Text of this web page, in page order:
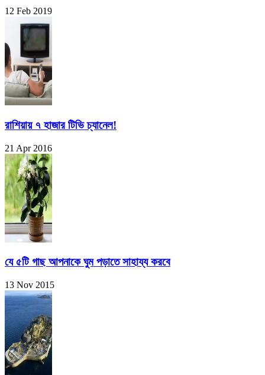
12 Feb 2019
রাশিয়ায় ৭ হাজার টিভি চ্যানেল!
21 Apr 2016
যে ৫টি গাছ আপনাকে ঘুম পড়াতে সাহায্য করবে
13 Nov 2015